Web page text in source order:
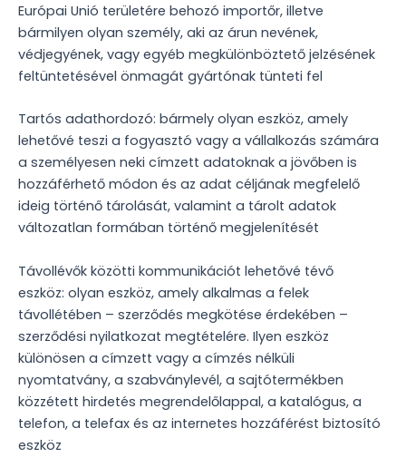
Európai Unió területére behozó importőr, illetve
bármilyen olyan személy, aki az árun nevének,
védjegyének, vagy egyéb megkülönböztető jelzésének
feltüntetésével önmagát gyártónak tünteti fel
Tartós adathordozó: bármely olyan eszköz, amely
lehetővé teszi a fogyasztó vagy a vállalkozás számára
a személyesen neki címzett adatoknak a jövőben is
hozzáférhető módon és az adat céljának megfelelő
ideig történő tárolását, valamint a tárolt adatok
változatlan formában történő megjelenítését
Távollévők közötti kommunikációt lehetővé tévő
eszköz: olyan eszköz, amely alkalmas a felek
távollétében – szerződés megkötése érdekében –
szerződési nyilatkozat megtételére. Ilyen eszköz
különösen a címzett vagy a címzés nélküli
nyomtatvány, a szabványlevél, a sajtótermékben
közzétett hirdetés megrendelőlappal, a katalógus, a
telefon, a telefax és az internetes hozzáférést biztosító
eszköz